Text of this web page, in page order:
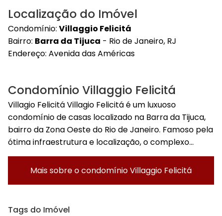
Localização do Imóvel
Condomínio: Villaggio Felicitá
Bairro: Barra da Tijuca - Rio de Janeiro, RJ
Endereço: Avenida das Américas
Condomínio Villaggio Felicitá
Villagio Felicitá Villagio Felicitá é um luxuoso
condomínio de casas localizado na Barra da Tijuca,
bairro da Zona Oeste do Rio de Janeiro. Famoso pela
ótima infraestrutura e localização, o complexo...
Mais sobre o condomínioVillaggio Felicitá
Tags do Imóvel